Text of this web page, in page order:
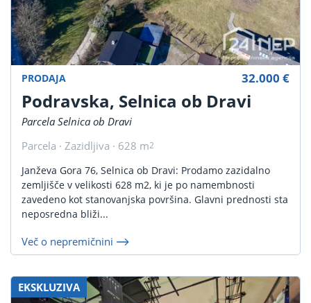
PRODAJA
Podravska, Selnica ob Dravi
Parcela Selnica ob Dravi
Parcela · Zazidljiva · 628 m2
32.000 €
Janževa Gora 76, Selnica ob Dravi: Prodamo zazidalno
zemljišče v velikosti 628 m2, ki je po namembnosti
zavedeno kot stanovanjska površina. Glavni prednosti sta
neposredna bliži...
Več o nepremičnini
EKSKLUZIVA